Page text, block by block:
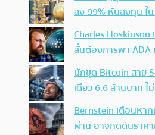
ลง 99% หันลงทุน ใ
Charles
ลั่นต้องการพา ADA
นักขุด Bitcoin สาย
เดียว 6.6 ล้านบาท
Bernstein เตือนหา
ผ่าน อาจกดดันราค